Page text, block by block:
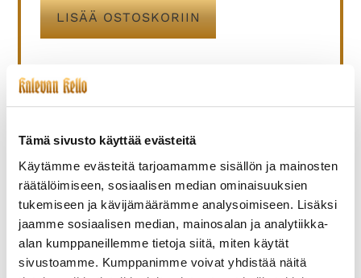
Tämä sivusto käyttää evästeitä
Käytämme evästeitä tarjoamamme sisällön ja mainosten
räätälöimiseen, sosiaalisen median ominaisuuksien
tukemiseen ja kävijämäärämme analysoimiseen. Lisäksi
jaamme sosiaalisen median, mainosalan ja analytiikka-
alan kumppaneillemme tietoja siitä, miten käytät
sivustoamme. Kumppanimme voivat yhdistää näitä
LISÄÄ OSTOSKORIIN